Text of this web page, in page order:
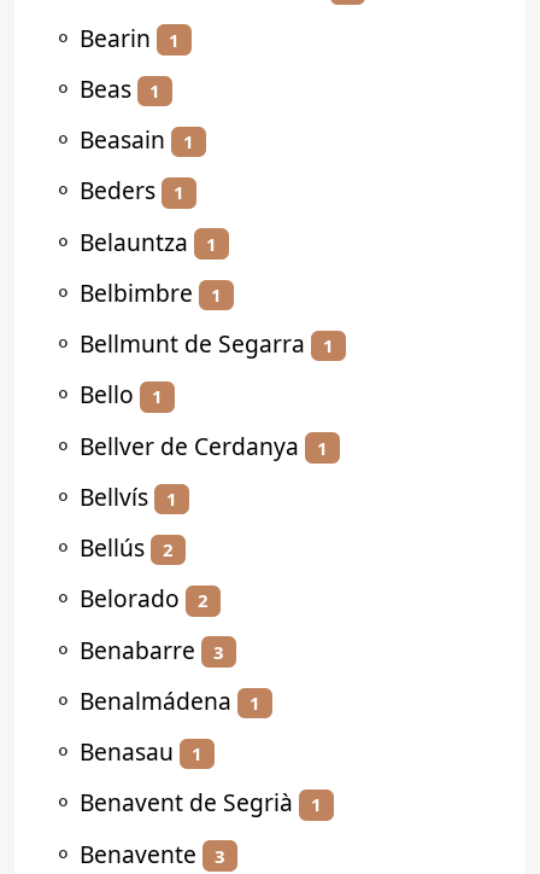
⚬ Bearin 1
⚬ Beas 1
⚬ Beasain 1
⚬ Beders 1
⚬ Belauntza 1
⚬ Belbimbre 1
⚬ Bellmunt de Segarra 1
⚬ Bello 1
⚬ Bellver de Cerdanya 1
⚬ Bellvís 1
⚬ Bellús 2
⚬ Belorado 2
⚬ Benabarre 3
⚬ Benalmádena 1
⚬ Benasau 1
⚬ Benavent de Segrià 1
⚬ Benavente 3